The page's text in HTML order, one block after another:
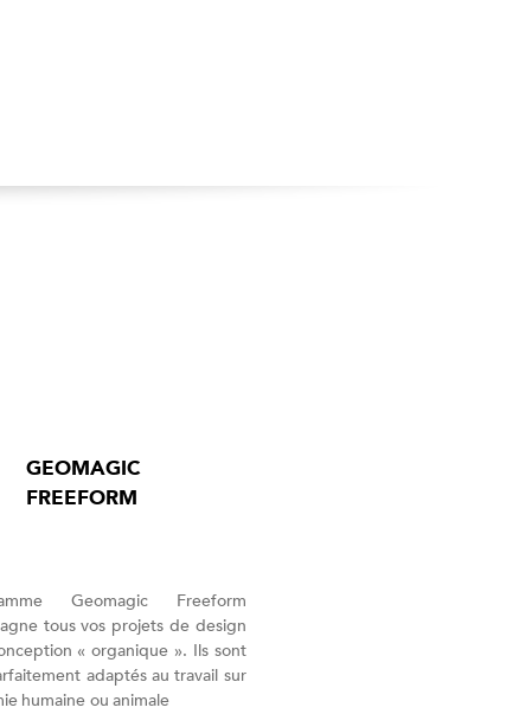
GEOMAGIC
FREEFORM
Geomagic Freeform
tous vos projets de design
« organique ». Ils sont
adaptés au travail sur
humaine ou animale